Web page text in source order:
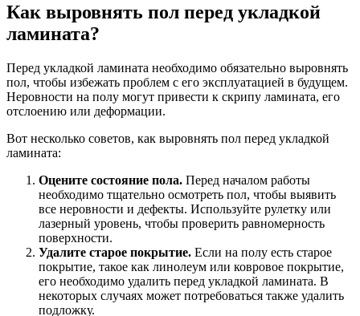
Как выровнять пол перед укладкой
ламината?
Перед укладкой ламината необходимо обязательно выровнять
пол, чтобы избежать проблем с его эксплуатацией в будущем.
Неровности на полу могут привести к скрипу ламината, его
отслоению или деформации.
Вот несколько советов, как выровнять пол перед укладкой
ламината:
Оцените состояние пола. Перед началом работы
необходимо тщательно осмотреть пол, чтобы выявить
все неровности и дефекты. Используйте рулетку или
лазерный уровень, чтобы проверить равномерность
поверхности.
Удалите старое покрытие. Если на полу есть старое
покрытие, такое как линолеум или ковровое покрытие,
его необходимо удалить перед укладкой ламината. В
некоторых случаях может потребоваться также удалить
подложку.